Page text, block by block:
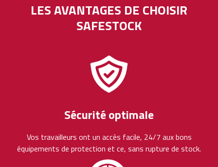
LES AVANTAGES DE CHOISIR
SAFESTOCK
Sécurité optimale
Vos travailleurs ont un accès facile, 24/7 aux bons
équipements de protection et ce, sans rupture de stock.